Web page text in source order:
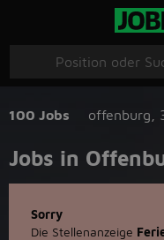
100 Jobs offenburg
Jobs in
Sorry
Die Stellenanzeige